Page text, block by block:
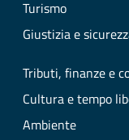
Turismo
Giustizia e
Tributi, finanze e
Cultura e tempo
Ambiente